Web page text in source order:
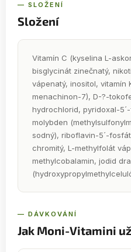
— SLOŽENÍ
Složení
Vitamín C (kyselina L-
bisglycinát zinečnatý,
vápenatý, inositol, vitamín
menachinon-7), D-?-
hydrochlorid, pyridoxal-
molybden
sodný), riboflavin-5´-
chromitý, L-methylfolát
methylcobalamin, jodid
— DÁVKOVÁNÍ
Jak Moni-Vitamini